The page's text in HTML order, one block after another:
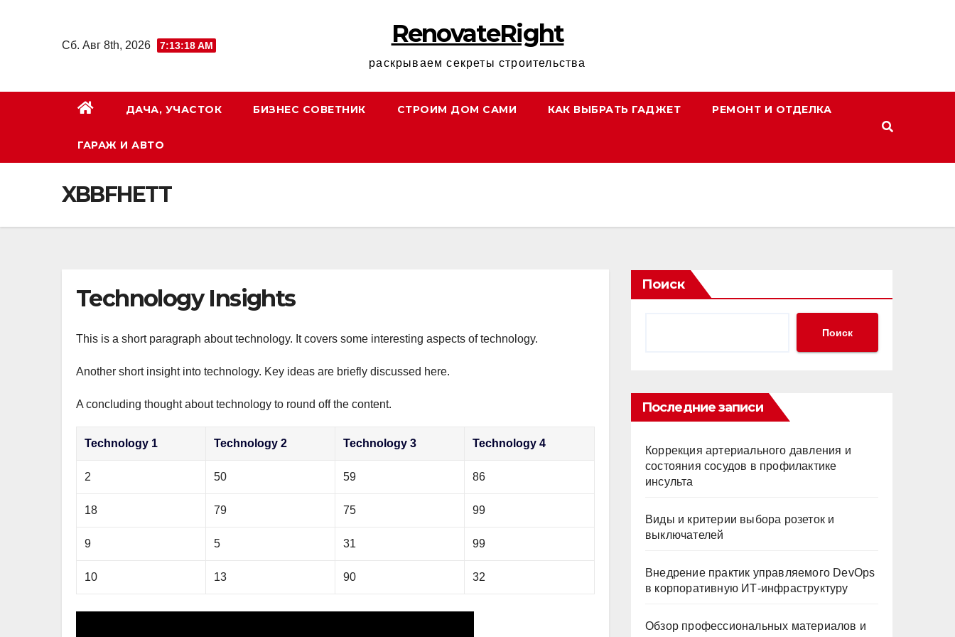
содержимому
Сб. Авг 8th, 2026 7:13:19 AM RenovateRight
раскрываем секреты строительства
ДАЧА, УЧАСТОК БИЗНЕС СОВЕТНИК СТРОИМ ДОМ САМИ КАК ВЫБРАТЬ ГАДЖЕТ РЕМОНТ И ОТДЕЛКА
ГАРАЖ И АВТО
XBBFHETT
Technology Insights
This is a short paragraph about technology. It covers some interesting aspects of technology.
Another short insight into technology. Key ideas are briefly discussed here.
A concluding thought about technology to round off the content.
Technology 1 Technology 2 Technology 3 Technology 4
2 50 59 86
18 79 75 99
9 5 31 99
10 13 90 32
Поиск
Поиск
Последние записи
Коррекция артериального давления и
состояния сосудов в профилактике
инсульта
Виды и критерии выбора розеток и
выключателей
Внедрение практик управляемого DevOps
в корпоративную ИТ-инфраструктуру
Обзор профессиональных материалов и